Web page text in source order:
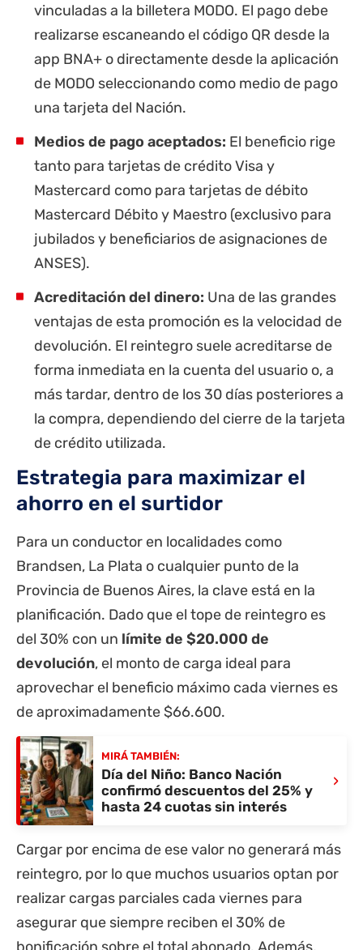
vinculadas a la billetera MODO. El pago debe
realizarse escaneando el código QR desde la
app BNA+ o directamente desde la aplicación
de MODO seleccionando como medio de pago
una tarjeta del Nación.
Medios de pago aceptados: El beneficio rige
tanto para tarjetas de crédito Visa y
Mastercard como para tarjetas de débito
Mastercard Débito y Maestro (exclusivo para
jubiladosy beneficiarios de asignaciones de
ANSES).
Acreditación del dinero: Una de las grandes
ventajas de esta promoción es la velocidad de
devolución. El reintegro suele acreditarse de
forma inmediata en la cuenta del usuario o, a
más tardar, dentro de los 30 días posteriores a
la compra, dependiendo del cierre de la tarjeta
de crédito utilizada.
Estrategia para maximizar el
ahorro en el surtidor
Para un conductor en localidades como
Brandsen, La Plata o cualquier punto de la
Provincia de Buenos Aires, la clave está en la
planificación. Dado que el tope de reintegro es
del 30% con un límite de $20.000 de
devolución, el monto de carga ideal para
aprovechar el beneficio máximo cada viernes es
de aproximadamente $66.600.
MIRÁ TAMBIÉN:
Día del Niño: Banco Nación
confirmó descuentos del 25% y
hasta 24 cuotas sin interés
›
Cargar por encima de ese valor no generará más
reintegro, por lo que muchos usuarios optan por
realizar cargas parciales cada viernes para
asegurar que siempre reciben el 30% de